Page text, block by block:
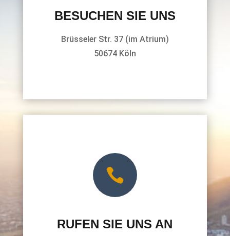
BESUCHEN SIE UNS
Brüsseler Str. 37 (im Atrium)
50674 Köln

RUFEN SIE UNS AN